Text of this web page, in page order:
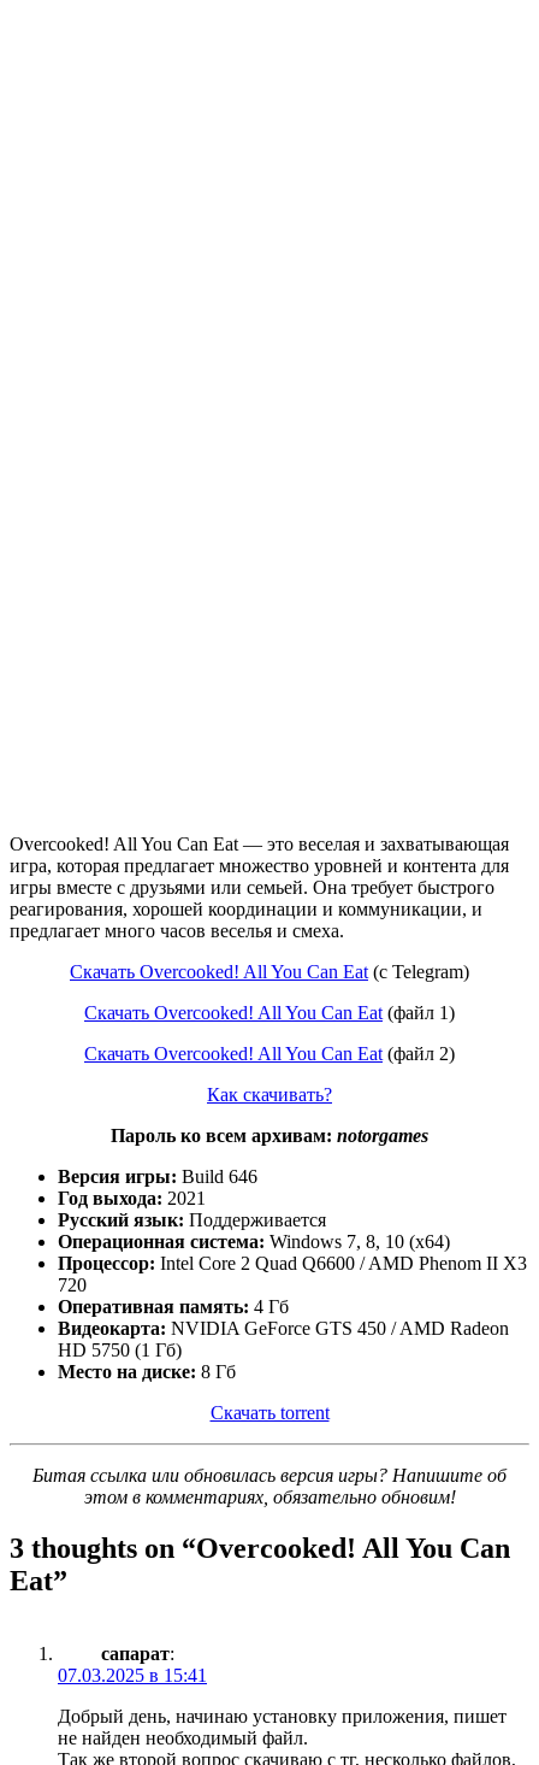
Overcooked! All You Can Eat — это веселая и захватывающая
игра, которая предлагает множество уровней и контента для
игры вместе с друзьями или семьей. Она требует быстрого
реагирования, хорошей координации и коммуникации, и
предлагает много часов веселья и смеха.
Скачать Overcooked! All You Can Eat (с Telegram)
Скачать Overcooked! All You Can Eat (файл 1)
Скачать Overcooked! All You Can Eat (файл 2)
Как скачивать?
Пароль ко всем архивам: notorgames
Версия игры: Build 646
Год выхода: 2021
Русский язык: Поддерживается
Операционная система: Windows 7, 8, 10 (x64)
Процессор: Intel Core 2 Quad Q6600 / AMD Phenom II X3
720
Оперативная память: 4 Гб
Видеокарта: NVIDIA GeForce GTS 450 / AMD Radeon
HD 5750 (1 Гб)
Место на диске: 8 Гб
Скачать torrent
Битая ссылка или обновилась версия игры? Напишите об
этом в комментариях, обязательно обновим!
3 thoughts on “Overcooked! All You Can
Eat”
сапарат:
07.03.2025 в 15:41
Добрый день, начинаю установку приложения, пишет
не найден необходимый файл.
Так же второй вопрос скачиваю с тг, несколько файлов,